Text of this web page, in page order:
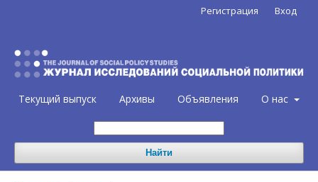
Текущий выпуск Архивы Объявления О нас
Найти
Регистрация Вход